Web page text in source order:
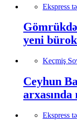
Ekspress
yeni
Keçmiş
Ceyhun
arxasında
Ekspress